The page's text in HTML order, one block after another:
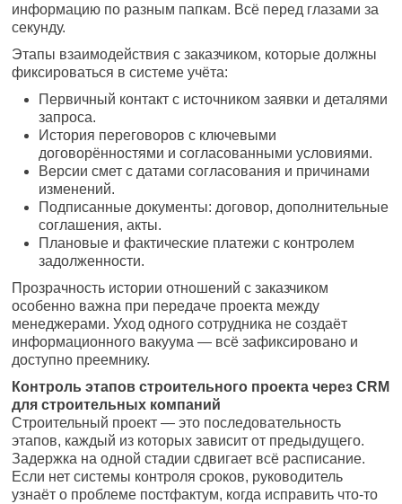
информацию по разным папкам. Всё перед глазами за
секунду.
Этапы взаимодействия с заказчиком, которые должны
фиксироваться в системе учёта:
Первичный контакт с источником заявки и деталями
запроса.
История переговоров с ключевыми
договорённостями и согласованными условиями.
Версии смет с датами согласования и причинами
изменений.
Подписанные документы: договор, дополнительные
соглашения, акты.
Плановые и фактические платежи с контролем
задолженности.
Прозрачность истории отношений с заказчиком
особенно важна при передаче проекта между
менеджерами. Уход одного сотрудника не создаёт
информационного вакуума — всё зафиксировано и
доступно преемнику.
Контроль этапов строительного проекта через CRM
для строительных компаний
Строительный проект — это последовательность
этапов, каждый из которых зависит от предыдущего.
Задержка на одной стадии сдвигает всё расписание.
Если нет системы контроля сроков, руководитель
узнаёт о проблеме постфактум, когда исправить что-то